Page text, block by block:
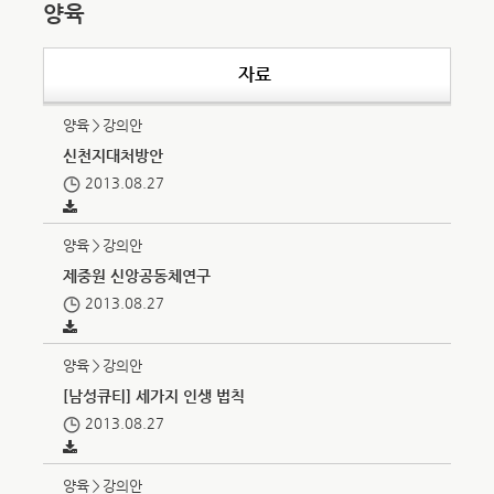
양육
자료
양육＞강의안
신천지대처방안
2013.08.27
양육＞강의안
제중원 신앙공동체연구
2013.08.27
양육＞강의안
[남성큐티] 세가지 인생 법칙
2013.08.27
양육＞강의안